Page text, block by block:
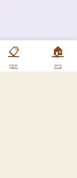
🏠
בית
📋
תוכן